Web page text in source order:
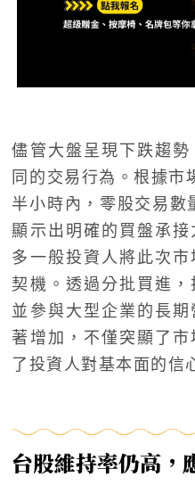
儘管大盤呈現下跌趨
同的交易行為。根據
半小時內，零股交易數
顯示出明確的買盤承
多一般投資人將此次
契機。透過分批買進
並參與大型企業的長
著增加，不僅突顯了
了投資人對基本面的信
台股維持率仍高，